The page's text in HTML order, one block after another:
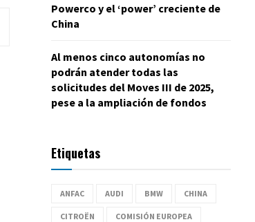
Powerco y el ‘power’ creciente de
China
Al menos cinco autonomías no
podrán atender todas las
solicitudes del Moves III de 2025,
pese a la ampliación de fondos
Etiquetas
ANFAC AUDI BMW CHINA
CITROËN COMISIÓN EUROPEA